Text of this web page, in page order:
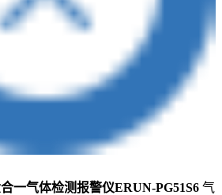
一气体检测报警仪ERUN-PG51S6 气